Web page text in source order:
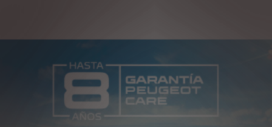
Configura tu nuevo